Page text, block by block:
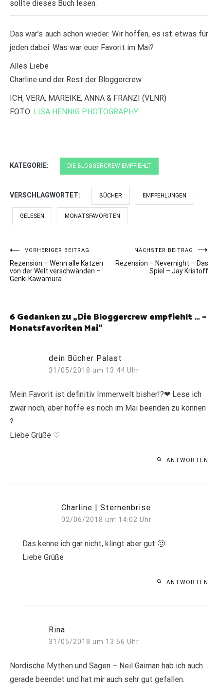
sollte dieses Buch lesen.
Das war’s auch schon wieder. Wir hoffen, es ist etwas für
jeden dabei. Was war euer Favorit im Mai?
Alles Liebe
Charline und der Rest der Bloggercrew
ICH, VERA, MAREIKE, ANNA & FRANZI (VLNR)
FOTO: LISA HENNIG PHOTOGRAPHY
KATEGORIE: DIE BLOGGERCREW EMPFIEHLT
VERSCHLAGWORTET: BÜCHER EMPFEHLUNGEN
GELESEN MONATSFAVORITEN
Beitragsnavigation
VORHERIGER BEITRAG
Rezension – Wenn alle Katzen
von der Welt verschwänden –
Genki Kawamura
NÄCHSTER BEITRAG
Rezension – Nevernight – Das
Spiel – Jay Kristoff
6 Gedanken zu „Die Bloggercrew empfiehlt … –
Monatsfavoriten Mai“
dein Bücher Palast
31/05/2018 um 13:44 Uhr
Mein Favorit ist definitiv Immerwelt bisher!?❤ Lese ich
zwar noch, aber hoffe es noch im Mai beenden zu können
?
Liebe Grüße ♡
ANTWORTEN
Charline | Sternenbrise
02/06/2018 um 14:02 Uhr
Das kenne ich gar nicht, klingt aber gut 🙂
Liebe Grüße
ANTWORTEN
Rina
31/05/2018 um 13:56 Uhr
Nordische Mythen und Sagen – Neil Gaiman hab ich auch
gerade beendet und hat mir auch sehr gut gefallen.